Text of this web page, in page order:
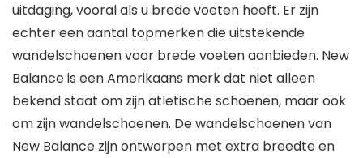
uitdaging, vooral als u brede voeten heeft. Er zijn
echter een aantal topmerken die uitstekende
wandelschoenen voor brede voeten aanbieden. New
Balance is een Amerikaans merk dat niet alleen
bekend staat om zijn atletische schoenen, maar ook
om zijn wandelschoenen. De wandelschoenen van
New Balance zijn ontworpen met extra breedte en